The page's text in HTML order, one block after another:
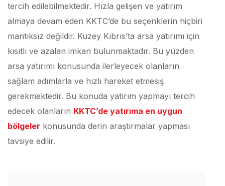
tercih edilebilmektedir. Hızla gelişen ve yatırım
almaya devam eden KKTC’de bu seçenklerin hiçbiri
mantıksız değildir. Kuzey Kıbrıs’ta arsa yatırımı için
kısıtlı ve azalan imkan bulunmaktadır. Bu yüzden
arsa yatırımı konusunda ilerleyecek olanların
sağlam adımlarla ve hızlı hareket etmesiş
gerekmektedir. Bu konuda yatırım yapmayı tercih
edecek olanların KKTC’de yatırıma en uygun
bölgeler konusunda derin araştırmalar yapması
tavsiye edilir.